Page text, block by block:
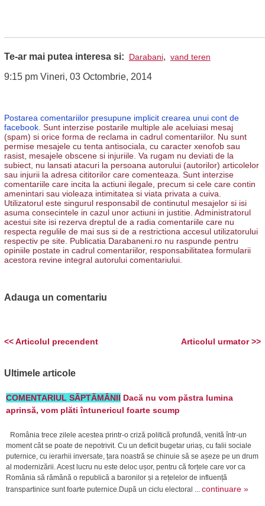
Te-ar mai putea interesa si: Darabani, vand teren
9:15 pm Vineri, 03 Octombrie, 2014
Postarea comentariilor presupune implicit crearea unui cont de
facebook. Sunt interzise postarile multiple ale aceluiasi mesaj
(spam) si orice forma de reclama in cadrul comentariilor. Nu sunt
permise mesajele cu tenta antisociala, cu caracter xenofob sau
rasist, mesajele obscene si injuriile. Va rugam nu deviati de la
subiect, nu lansati atacuri la persoana autorului (autorilor) articolelor
sau injurii la adresa cititorilor care comenteaza. Sunt interzise
comentariile care incita la actiuni ilegale, precum si cele care contin
amenintari sau violeaza intimitatea si viata privata a cuiva.
Utilizatorul este singurul responsabil de continutul mesajelor si isi
asuma consecintele in cazul unor actiuni in justitie. Administratorul
acestui site isi rezerva dreptul de a radia comentariile care nu
respecta regulile de mai sus si de a restrictiona accesul utilizatorului
respectiv pe site. Publicatia Darabaneni.ro nu raspunde pentru
opiniile postate in cadrul comentariilor, responsabilitatea formularii
acestora revine integral autorului comentariului.
Adauga un comentariu
Articolul urmator >>
<< Articolul precendent
Ultimele articole
COMENTARIUL SĂPTĂMÂNII Dacă nu vom păstra lumina
aprinsă, vom plăti întunericul foarte scump
România trece zilele acestea printr-o criză politică profundă, venită într-un
moment cât se poate de nepotrivit. Cu un deficit bugetar uriaș, cu falii sociale
puternice, cu ierarhii inversate, țara noastră se chinuie să se așeze pe un drum
al modernizării. Acest lucru nu este deloc ușor, pentru că forțele care vor ca
România să rămână o republică a baronilor și a rețelelor de influență
transpartinice sunt foarte puternice.După un ciclu electoral ... continuare »